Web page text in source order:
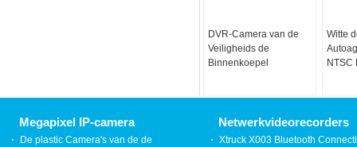
DVR-Camera van de
Veiligheids de
Binnenkoepel
Witte
NTSC
Megapixel IP-camera
De plastic Camera's van de de
Netwerkvideorecorders
Xtruck X003 Bluetooth